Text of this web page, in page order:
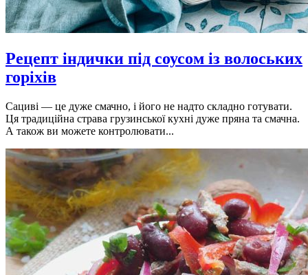
Рецепт індички під соусом із волоських
горіхів
Сациві — це дуже смачно, і його не надто складно готувати.
Ця традиційна страва грузинської кухні дуже пряна та смачна.
А також ви можете контролювати...